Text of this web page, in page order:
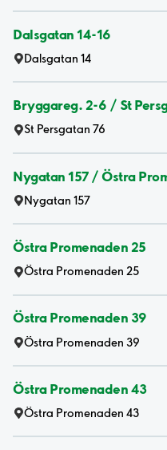
Dalsgatan 14-16
Dalsgatan 14
Bryggareg. 2-6 / St
St Persgatan 76
Nygatan 157 / Östra
Nygatan 157
Östra Promenaden 25
Östra Promenaden 25
Östra Promenaden 39
Östra Promenaden 39
Östra Promenaden 43
Östra Promenaden 43